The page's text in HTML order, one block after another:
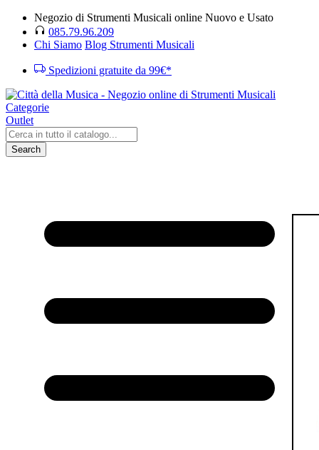
Negozio di Strumenti Musicali online Nuovo e Usato
085.79.96.209
Chi Siamo Blog Strumenti Musicali
Spedizioni gratuite da 99€*
Categorie
Outlet
Search